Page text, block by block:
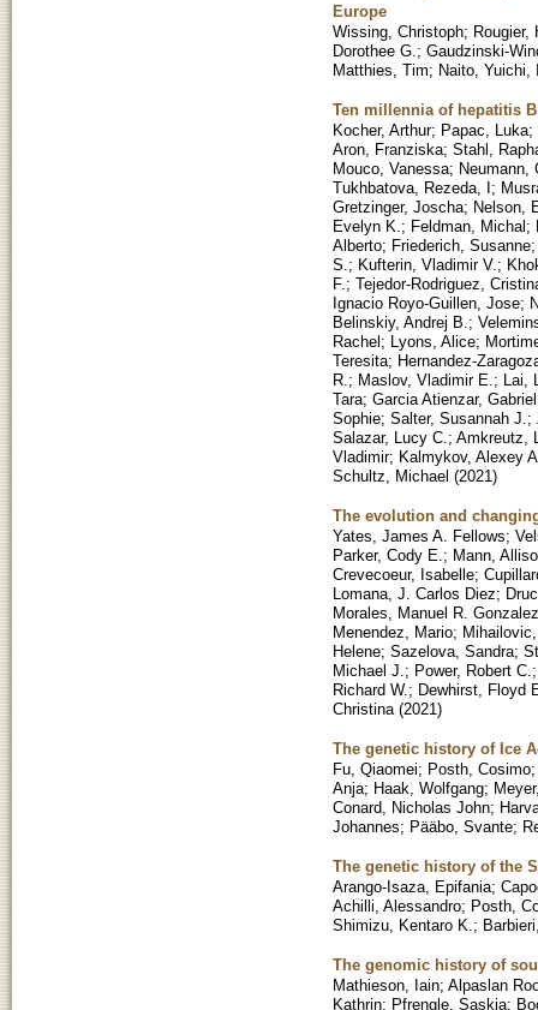
Europe
Wissing, Christoph; Rougier,
Dorothee G. ; Gaudzinski-
Matthies, Tim; Naito, Yuichi,
Ten millennia of hepatitis
Kocher, Arthur; Papac, Luka;
Aron, Franziska; Stahl,
Mouco, Vanessa; Neumann,
Tukhbatova, Rezeda, I;
Gretzinger, Joscha; Nelson,
Evelyn K. ; Feldman, Michal;
Alberto; Friederich, Susanne
S. ; Kufterin, Vladimir V. ;
F. ; Tejedor-Rodriguez,
Ignacio Royo-Guillen, Jose;
Belinskiy, Andrej B. ;
Rachel; Lyons, Alice;
Teresita; Hernandez-
R. ; Maslov, Vladimir E. ; Lai,
Tara; Garcia Atienzar, Gabriel
Sophie; Salter, Susannah J. ;
Salazar, Lucy C. ; Amkreutz,
Vladimir; Kalmykov, Alexey
Schultz, Michael (2021)
The evolution and
Yates, James A. Fellows;
Parker, Cody E. ; Mann,
Crevecoeur, Isabelle;
Lomana, J. Carlos Diez;
Morales, Manuel R. Gonzalez
Menendez, Mario;
Helene; Sazelova, Sandra;
Michael J. ; Power, Robert C.
Richard W. ; Dewhirst, Floyd
Christina (2021)
The genetic history of Ice
Fu, Qiaomei; Posth, Cosimo
Anja; Haak, Wolfgang;
Conard, Nicholas John;
Johannes; Pääbo, Svante;
The genetic history of the
Arango-Isaza, Epifania;
Achilli, Alessandro; Posth,
Shimizu, Kentaro K. ;
The genomic history of
Mathieson, Iain; Alpaslan
Kathrin; Pfrengle, Saskia;